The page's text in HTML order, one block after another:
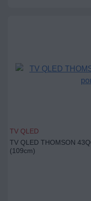
TV QLED
TV QLED THOMSON
(109cm)